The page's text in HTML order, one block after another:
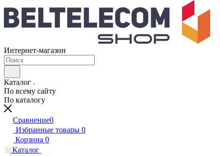
Интернет-магазин
Каталог
По всему сайту
По каталогу
Сравнение0
Избранные товары 0
Корзина 0
Каталог